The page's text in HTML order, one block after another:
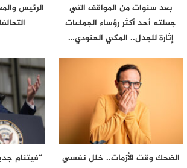
بعد سنوات من المواقف التي
جعلته أحد أكثر رؤساء الجماعات
إثارة للجدل.. المكي الحنودي…
الرئيس
الضحك وقت الأزمات.. خلل نفسي
“فيتنام